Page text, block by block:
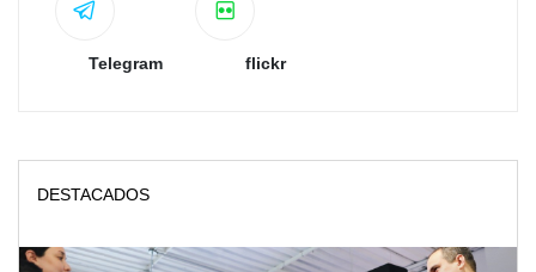
Telegram flickr
DESTACADOS